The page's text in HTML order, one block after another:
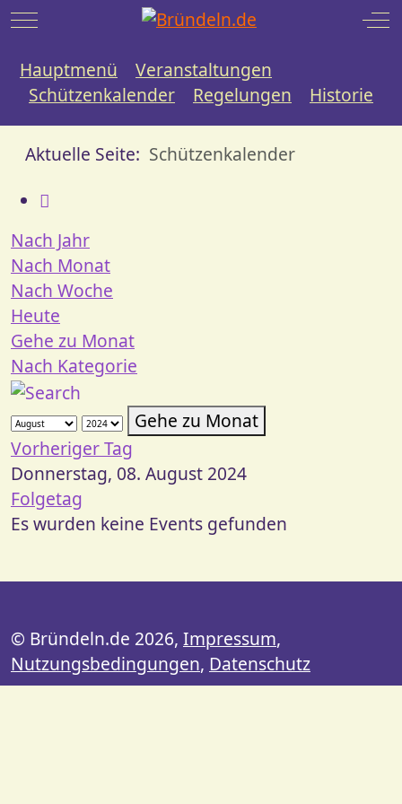
Mobile Menu Toggle
Hauptmenü
Veranstaltungen
Schützenkalender
Regelungen Historie
Aktuelle Seite: Schützenkalender
Nach Jahr
Nach Monat
Nach Woche
Heute
Gehe zu Monat
Nach Kategorie
Gehe zu Monat
Vorheriger Tag
Donnerstag, 08. August 2024
Folgetag
Es wurden keine Events gefunden
© Bründeln.de 2026, Impressum,
Nutzungsbedingungen, Datenschutz